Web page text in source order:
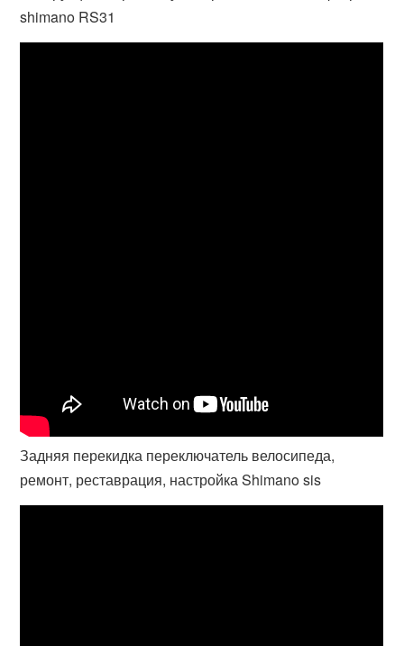
shimano RS31
Задняя перекидка переключатель велосипеда,
ремонт, реставрация, настройка Shimano sis